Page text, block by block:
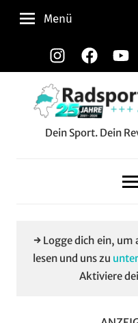
Zum
Inhalt
InstagramFacebook
Menü
Dein Sport. Dein
→ Logge dich ein, um
lesen und uns zu
Aktiviere